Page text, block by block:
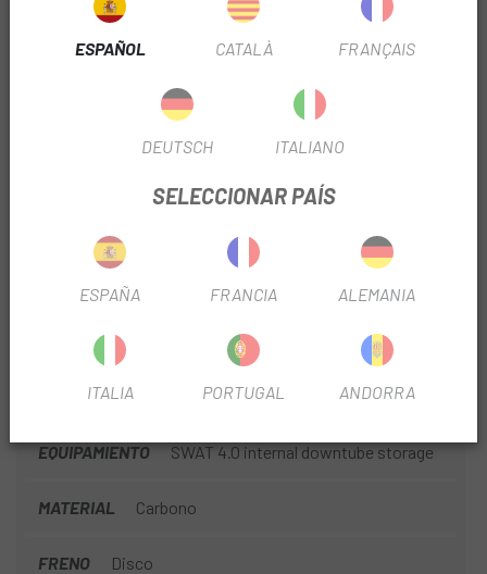
CUBIERTAS
Del: Butcher, GRID TRAIL casing,
GRID TRAIL casing, GRIPTON T7 compound, TLR, S1-
S2: 27.5x2.4, S3- S6: 29x2.4
upsweep, 8-degree backsweep. S1-S2: 780 width,
PUÑOS Deity Lockjaw grips
TEMPORADA
PEDALIER Shimano, BB-MT801, Threaded
EQUIPAMIENTO SWAT 4.0 internal downtube storage
MATERIAL Carbono
FRENO Disco
ESPAÑOL CATALÀ FRANÇAIS
DEUTSCH ITALIANO
SELECCIONAR PAÍS
ESPAÑA FRANCIA ALEMANIA
ITALIA PORTUGAL ANDORRA